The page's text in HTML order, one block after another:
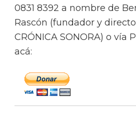
0831 8392 a nombre de
Rascón (fundador y
CRÓNICA SONORA) o vía
acá: